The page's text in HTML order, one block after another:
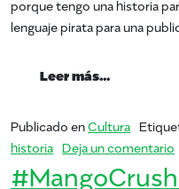
porque tengo una historia
lenguaje pirata para una
Leer más…
Publicado enCultura
historia Deja un comentario